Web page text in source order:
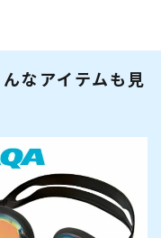
なアイテムも見